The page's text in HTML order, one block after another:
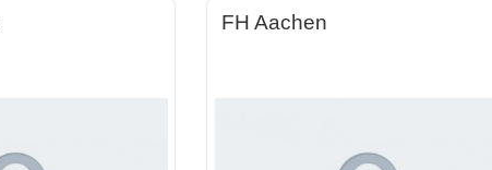
FH Aachen